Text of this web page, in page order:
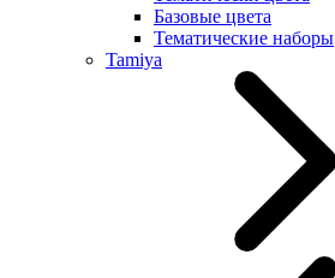
Базовые цвета
Тематические наборы
Tamiya